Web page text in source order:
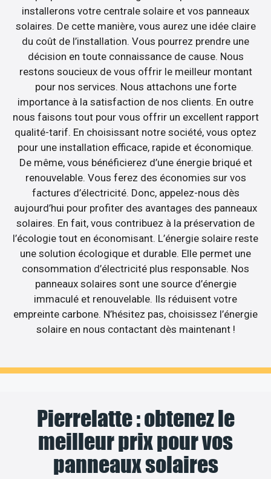
installerons votre centrale solaire et vos panneaux
solaires. De cette manière, vous aurez une idée claire
du coût de l’installation. Vous pourrez prendre une
décision en toute connaissance de cause. Nous
restons soucieux de vous offrir le meilleur montant
pour nos services. Nous attachons une forte
importance à la satisfaction de nos clients. En outre
nous faisons tout pour vous offrir un excellent rapport
qualité-tarif. En choisissant notre société, vous optez
pour une installation efficace, rapide et économique.
De même, vous bénéficierez d’une énergie briqué et
renouvelable. Vous ferez des économies sur vos
factures d’électricité. Donc, appelez-nous dès
aujourd’hui pour profiter des avantages des panneaux
solaires. En fait, vous contribuez à la préservation de
l’écologie tout en économisant. L’énergie solaire reste
une solution écologique et durable. Elle permet une
consommation d’électricité plus responsable. Nos
panneaux solaires sont une source d’énergie
immaculé et renouvelable. Ils réduisent votre
empreinte carbone. N’hésitez pas, choisissez l’énergie
solaire en nous contactant dès maintenant !
Pierrelatte : obtenez le
meilleur prix pour vos
panneaux solaires